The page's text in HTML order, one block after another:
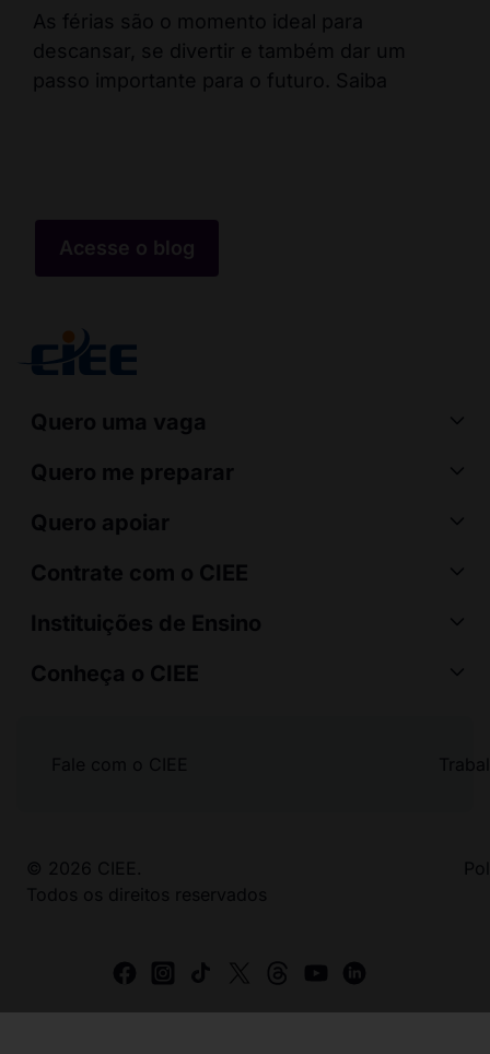
As férias são o momento ideal para
descansar, se divertir e também dar um
passo importante para o futuro. Saiba
Acesse o blog
Quero uma vaga
Quero me preparar
Quero apoiar
Contrate com o CIEE
Instituições de Ensino
Conheça o CIEE
© 2026 CIEE.
Todos os direitos reservados